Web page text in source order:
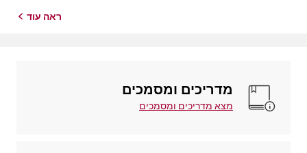
ראה עוד
מדריכים ומסמכים
מצא מדריכים ומסמכים